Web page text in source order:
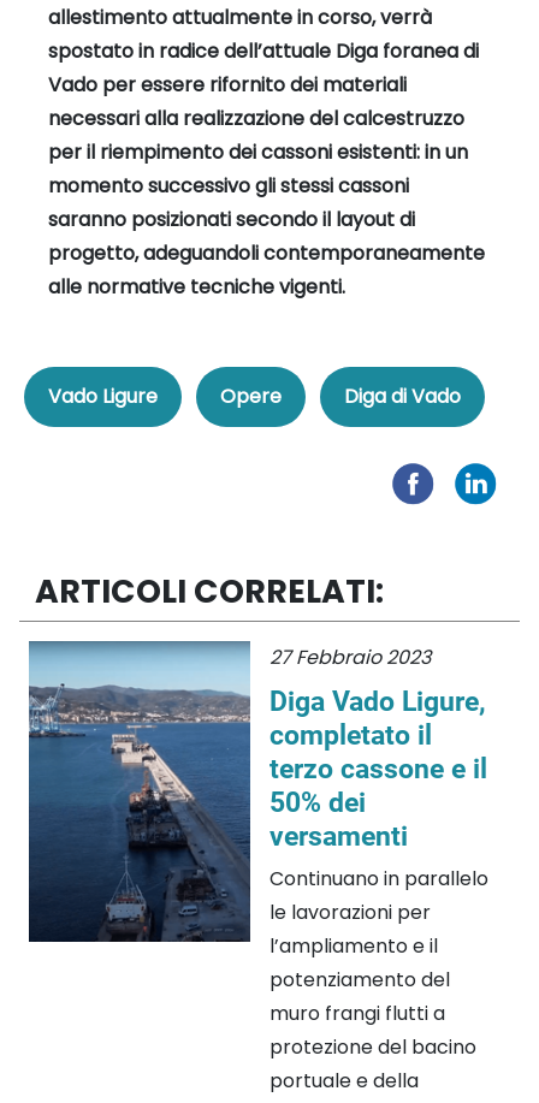
allestimento attualmente in corso, verrà
spostato in radice dell’attuale Diga foranea di
Vado per essere rifornito dei materiali
necessari alla realizzazione del calcestruzzo
per il riempimento dei cassoni esistenti: in un
momento successivo gli stessi cassoni
saranno posizionati secondo il layout di
progetto, adeguandoli contemporaneamente
alle normative tecniche vigenti.
Vado Ligure Opere Diga di Vado
ARTICOLI CORRELATI:
27 Febbraio 2023
Diga Vado Ligure,
completato il
terzo cassone e il
50% dei
versamenti
Continuano in parallelo
le lavorazioni per
l’ampliamento e il
potenziamento del
muro frangi flutti a
protezione del bacino
portuale e della